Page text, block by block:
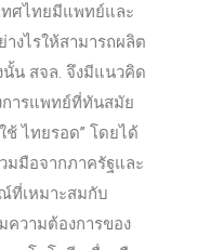
ทศไทยมีแพทย์และ
งไรให้สามารถผลิต
นั้น สจล. จึงมีแนวคิด
ารแพทย์ที่ทันสมัย
ช้ ไทยรอด” โดยได้
มือจากภาครัฐและ
ที่เหมาะสมกับ
ความต้องการของ